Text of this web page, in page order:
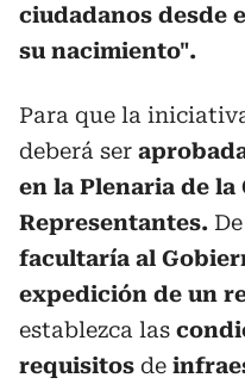
ciudadanos desde
su nacimiento".
Para que la
deberá ser
en la Plenaria de la
Representantes.
facultaría al
expedición de un
establezca las
requisitos de